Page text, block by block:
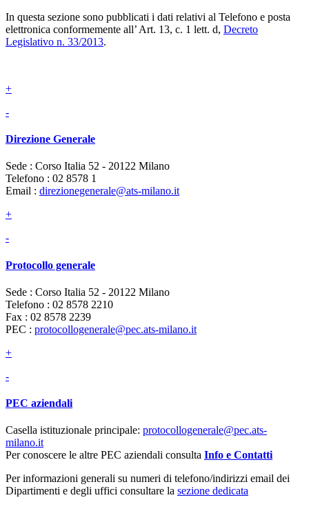
In questa sezione sono pubblicati i dati relativi al Telefono e posta
elettronica conformemente all’ Art. 13, c. 1 lett. d, Decreto
Legislativo n. 33/2013.
+
-
Direzione Generale
Sede : Corso Italia 52 - 20122 Milano
Telefono : 02 8578 1
Email : direzionegenerale@ats-milano.it
+
-
Protocollo generale
Sede : Corso Italia 52 - 20122 Milano
Telefono : 02 8578 2210
Fax : 02 8578 2239
PEC : protocollogenerale@pec.ats-milano.it
+
-
PEC aziendali
Casella istituzionale principale: protocollogenerale@pec.ats-
milano.it
Per conoscere le altre PEC aziendali consulta Info e Contatti
Per informazioni generali su numeri di telefono/indirizzi email dei
Dipartimenti e degli uffici consultare la sezione dedicata